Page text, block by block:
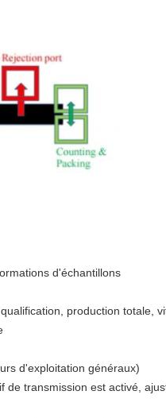
d'échantillons
production totale,
d'exploitation généraux)
transmission est activé,